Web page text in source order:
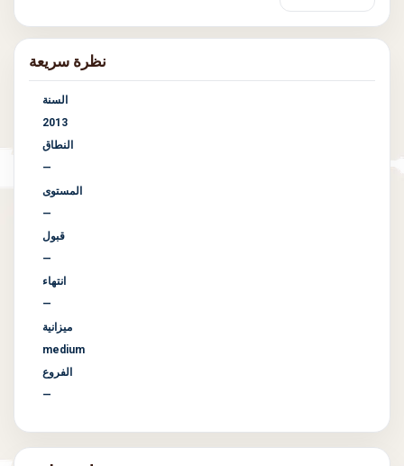
نظرة سريعة
السنة
2013
النطاق
—
المستوى
—
قبول
—
انتهاء
—
ميزانية
medium
الفروع
—